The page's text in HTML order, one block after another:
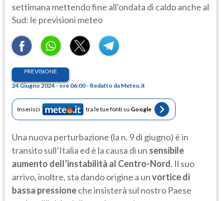
settimana mettendo fine all'ondata di caldo anche al
Sud: le previsioni meteo
PREVISIONE
24 Giugno 2024 - ore 06:00 - Redatto da Meteo.it
Inserisci tra le tue fonti su Google
Una nuova perturbazione (la n. 9 di giugno) è in
transito sull’Italia ed è la causa di un sensibile
aumento dell’instabilità al Centro-Nord. Il suo
arrivo, inoltre, sta dando origine a unvortice di
bassa pressioneche insisterà sul nostro Paese